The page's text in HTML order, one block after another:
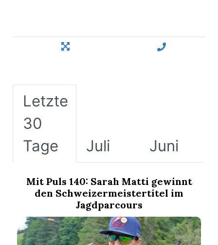
Letzte
30
Tage
Juli Juni
Mit Puls 140: Sarah Matti gewinnt
den Schweizermeistertitel im
Jagdparcours